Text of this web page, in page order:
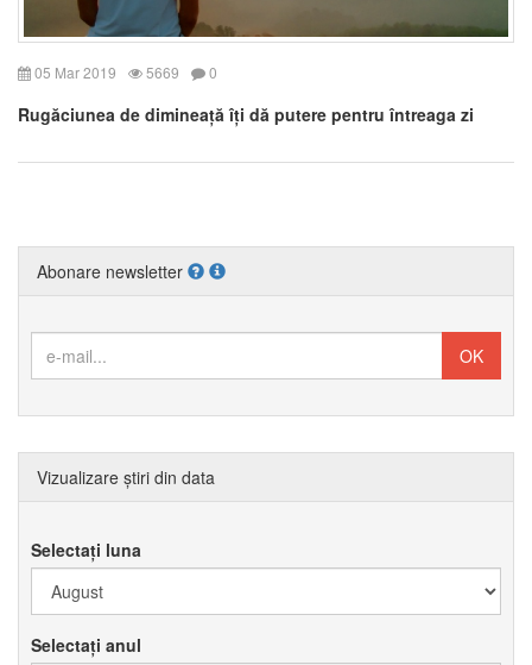
05 Mar 2019 5669 0
Rugăciunea de dimineață îți dă putere pentru întreaga zi
Abonare newsletter
Vizualizare știri din data
Selectați luna
Selectați anul